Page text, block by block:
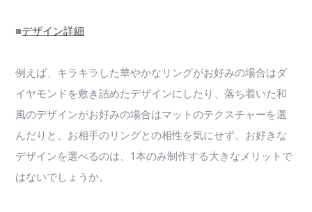
■デザイン詳細
例えば、キラキラした華やかなリングがお好みの場合はダ
イヤモンドを敷き詰めたデザインにしたり、落ち着いた和
風のデザインがお好みの場合はマットのテクスチャーを選
んだりと、お相手のリングとの相性を気にせず、お好きな
デザインを選べるのは、1本のみ制作する大きなメリットで
はないでしょうか。